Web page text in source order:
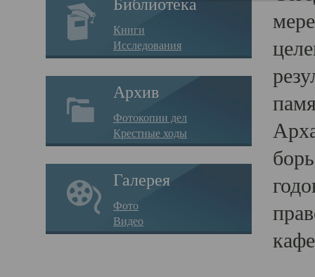
Библиотека
Книги
Исследования
Архив
Фотокопии дел
Крестные ходы
Галерея
Фото
Видео